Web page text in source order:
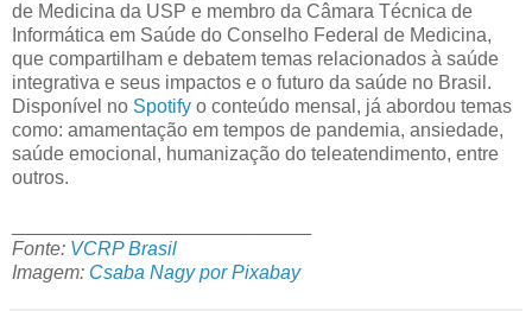
de Medicina da USP e membro da Câmara Técnica de
Informática em Saúde do Conselho Federal de Medicina,
que compartilham e debatem temas relacionados à saúde
integrativa e seus impactos e o futuro da saúde no Brasil.
Disponível no Spotify o conteúdo mensal, já abordou temas
como: amamentação em tempos de pandemia, ansiedade,
saúde emocional, humanização do teleatendimento, entre
outros.
Fonte: VCRP Brasil
Imagem: Csaba Nagy por Pixabay